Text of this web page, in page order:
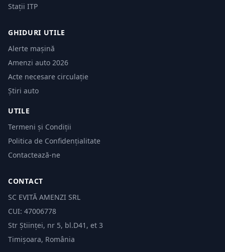
Stații ITP
GHIDURI UTILE
Alerte mașină
Amenzi auto 2026
Acte necesare circulație
Știri auto
UTILE
Termeni și Condiții
Politica de Confidențialitate
Contactează-ne
CONTACT
SC EVITĂ AMENZI SRL
CUI: 47006778
Str Științei, nr 5, bl.D41, et 3
Timișoara, România